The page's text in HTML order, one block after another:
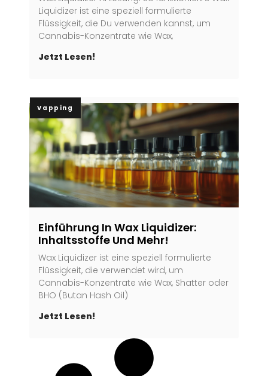
Liquidizer ist eine speziell formulierte
Flüssigkeit, die Du verwenden kannst, um
Cannabis-Konzentrate wie Wax,
Jetzt Lesen!
Vapping
Einführung In Wax Liquidizer:
Inhaltsstoffe Und Mehr!
Wax Liquidizer ist eine speziell formulierte
Flüssigkeit, die verwendet wird, um
Cannabis-Konzentrate wie Wax, Shatter oder
BHO (Butan Hash Oil)
Jetzt Lesen!